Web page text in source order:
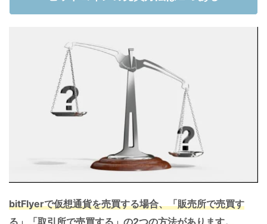
bitFlyerで仮想通貨を売買する場合、「販売所で売買す